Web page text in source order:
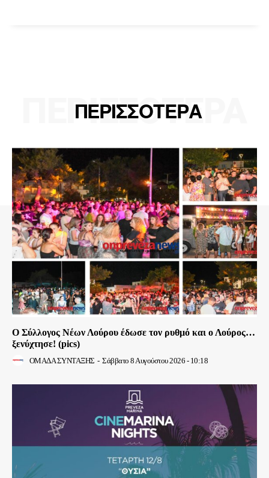
ΠΕΡΙΣΣΟΤΕΡΑ
ΠΕΡΙΣΣΟΤΕΡΑ
Ο Σύλλογος Νέων Λούρου έδωσε τον ρυθμό και ο Λούρος…
ξενύχτησε! (pics)
ΟΜΑΔΑ ΣΥΝΤΑΞΗΣ - Σάββατο 8 Αυγούστου 2026 - 10:18